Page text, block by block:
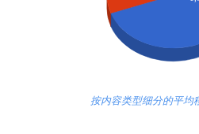
按内容类型细分的平均